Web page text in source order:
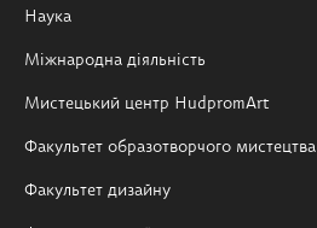
Наука
Міжнародна діяльність
Мистецький центр HudpromArt
Факультет образотворчого мистецтва
Факультет дизайну